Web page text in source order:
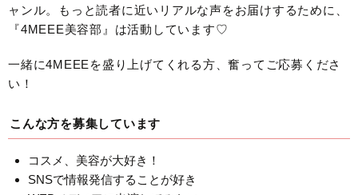
ャンル。もっと読者に近いリアルな声をお届けするために、
『4MEEE美容部』は活動しています♡
一緒に4MEEEを盛り上げてくれる方、奮ってご応募くださ
い！
こんな方を募集しています
コスメ、美容が大好き！
SNSで情報発信することが好き